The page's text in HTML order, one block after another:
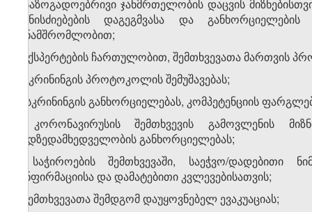
ა) საზოგადოებრივი ჯანმრთელობის დაცვის
ღონისძიებების დაგეგმვასა და
თანამშრომლობით;
ბ) ექსპერტების ჩართულობით, შემთხვევათა მართვის
გ) სკრინინგის პროტოკოლის შემუშავებას;
დ) სკრინინგის განხორციელებას, კომპეტენციის
ე) კორონავირუსის შემთხვევის გამოვლენის
ეპიდზედამხედველობის განხორციელებას;
ვ) საჭიროების შემთხვევაში, საეჭვო/დადებითი
კონფირმაციისა და დამატებითი კვლევებისათვის;
ზ) შემთხვევათა შემდგომ დაუყოვნებელ ევაკუაციას;